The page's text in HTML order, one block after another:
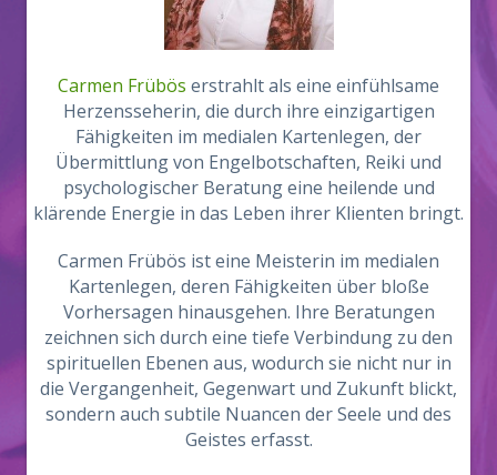
Carmen Frübös erstrahlt als eine einfühlsame
Herzensseherin, die durch ihre einzigartigen
Fähigkeiten im medialen Kartenlegen, der
Übermittlung von Engelbotschaften, Reiki und
psychologischer Beratung eine heilende und
klärende Energie in das Leben ihrer Klienten bringt.
Carmen Frübös ist eine Meisterin im medialen
Kartenlegen, deren Fähigkeiten über bloße
Vorhersagen hinausgehen. Ihre Beratungen
zeichnen sich durch eine tiefe Verbindung zu den
spirituellen Ebenen aus, wodurch sie nicht nur in
die Vergangenheit, Gegenwart und Zukunft blickt,
sondern auch subtile Nuancen der Seele und des
Geistes erfasst.